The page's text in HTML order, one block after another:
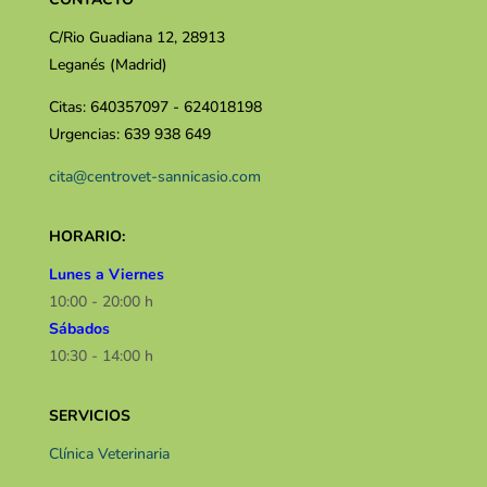
C/Rio Guadiana 12, 28913
Leganés (Madrid)
Citas: 640357097 - 624018198
Urgencias: 639 938 649
cita@centrovet-sannicasio.com
HORARIO:
Lunes a Viernes
10:00 - 20:00 h
Sábados
10:30 - 14:00 h​​
SERVICIOS
Clínica Veterinaria